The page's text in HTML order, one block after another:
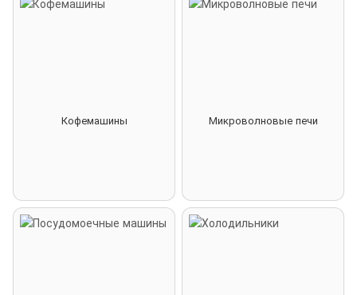
Кофемашины Микроволновые печи